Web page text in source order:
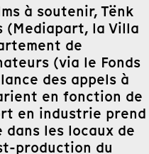
à soutenir, Tënk
(Mediapart, la Villa
de
(via le Fonds
des appels à
en fonction de
en industrie prend
dans les locaux de
production du